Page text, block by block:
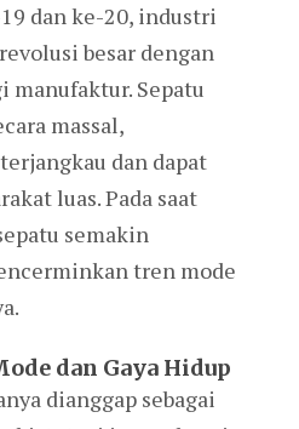
dan ke-20, industri
besar dengan
Sepatu
massal,
dan dapat
luas. Pada saat
semakin
tren mode
dan Gaya Hidup
dianggap sebagai